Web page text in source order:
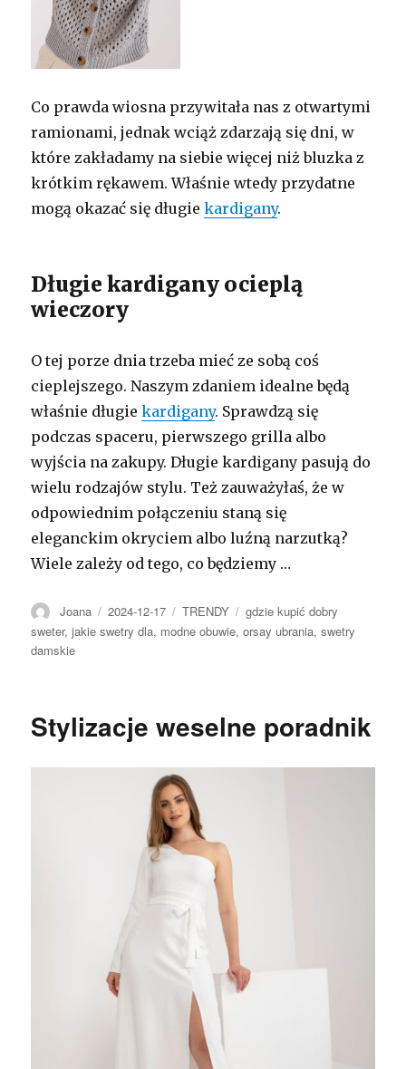
Co prawda wiosna przywitała nas z otwartymi
ramionami, jednak wciąż zdarzają się dni, w
które zakładamy na siebie więcej niż bluzka z
krótkim rękawem. Właśnie wtedy przydatne
mogą okazać się długiekardigany.
Długie kardigany ocieplą
wieczory
O tej porze dnia trzeba mieć ze sobą coś
cieplejszego. Naszym zdaniem idealne będą
właśnie długiekardigany. Sprawdzą się
podczas spaceru, pierwszego grilla albo
wyjścia na zakupy. Długie kardigany pasują do
wielu rodzajów stylu. Też zauważyłaś, że w
odpowiednim połączeniu staną się
eleganckim okryciem albo luźną narzutką?
Wiele zależy od tego, co będziemy …
Autor
Joana Opublikowano
2024-12-17 Kategorie
TRENDY Tagi
gdzie kupić dobry
sweter,jakie swetry dla, modne obuwie,orsay ubrania,swetry
damskie
Stylizacje weselne poradnik